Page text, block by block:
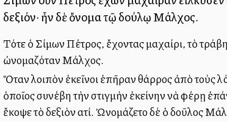
δεξιόν· ἦν δὲ ὄνομα τῷ δούλῳ Μάλχος.
Τότε ὁ Σίμων Πέτρος, ἔχοντας μαχαίρι, τὸ
ὠνομαζόταν Μάλχος.
Ὅταν λοιπὸν ἐκεῖνοι ἐπῆραν θάρρος ἀπὸ τοὺς
ὁποῖος συνέβη τὴν στιγμὴν ἐκείνην νὰ φέρῃ
ἔκοψε τὸ δεξιὸν αὐτί. Ὠνομάζετο δὲ ὁ δοῦλος